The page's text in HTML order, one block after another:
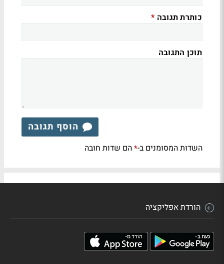
כותרת תגובה *
תוכן התגובה
הוסף תגובה
השדות המסומנים ב-*הם שדות חובה
הורדת אפליקציה